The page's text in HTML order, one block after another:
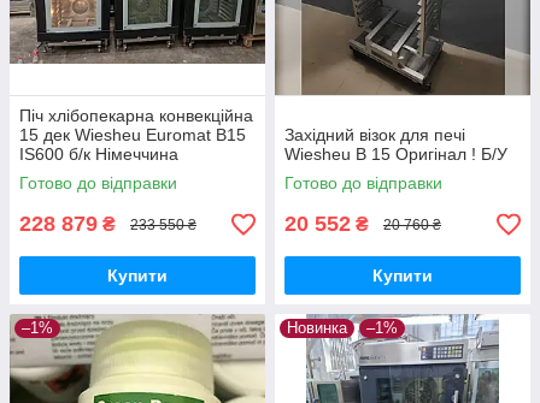
Піч хлібопекарна конвекційна
15 дек Wiesheu Euromat B15
IS600 б/к Німеччина
Готово до відправки
228 879 ₴ 233 550 ₴
Купити
Західний візок для печі
Wiesheu B 15 Оригінал ! Б/У
Готово до відправки
20 552 ₴ 20 760 ₴
Купити
–1% Новинка –1%